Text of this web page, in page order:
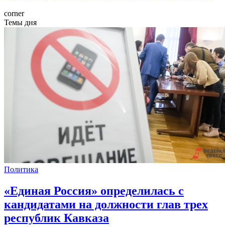
corner
Темы дня
Политика
«Единая Россия» определилась с
кандидатами на должности глав трех
республик Кавказа